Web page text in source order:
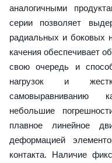
аналогичными
серии позволяет
радиальных и боковых
качения обеспечивает
свою очередь и
нагрузок и
самовыравниванию
небольшие
плавное линейное
деформацией
контакта. Наличие